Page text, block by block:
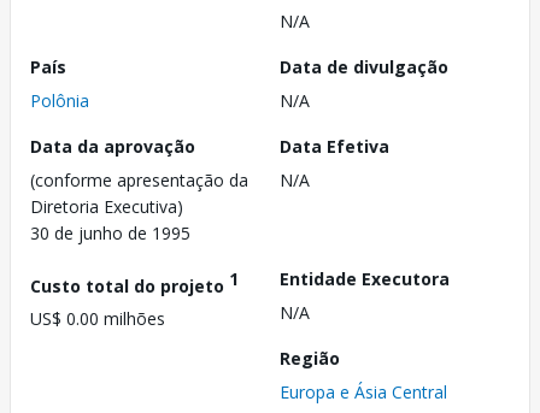
N/A
País
Polônia
Data de divulgação
N/A
Data da aprovação
(conforme apresentação da
Diretoria Executiva)
30 de junho de 1995
Data Efetiva
N/A
Custo total do projeto 1
US$ 0.00 milhões
Entidade Executora
N/A
Região
Europa e Ásia Central